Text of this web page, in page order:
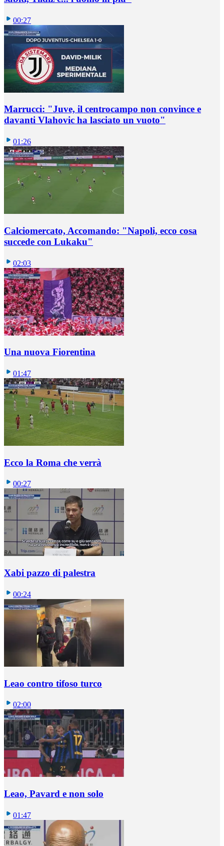
00:27
Marrucci: "Juve, il centrocampo non convince e
davanti Vlahovic ha lasciato un vuoto"
01:26
Calciomercato, Accomando: "Napoli, ecco cosa
succede con Lukaku"
02:03
Una nuova Fiorentina
01:47
Ecco la Roma che verrà
00:27
Xabi pazzo di palestra
00:24
Leao contro tifoso turco
02:00
Leao, Pavard e non solo
01:47